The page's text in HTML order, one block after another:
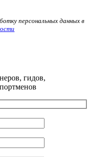
персональных данных в
гидов,